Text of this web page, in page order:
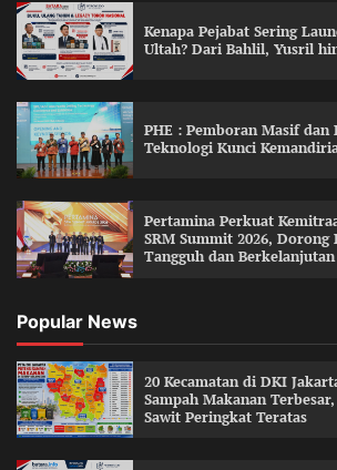
Kenapa Pejabat Sering
Ultah? Dari Bahlil, Yusril
PHE : Pemboran Masif dan
Teknologi Kunci
Pertamina Perkuat
SRM Summit 2026, Dorong
Tangguh dan Berkelanjutan
Popular News
20 Kecamatan di DKI
Sampah Makanan
Sawit Peringkat Teratas